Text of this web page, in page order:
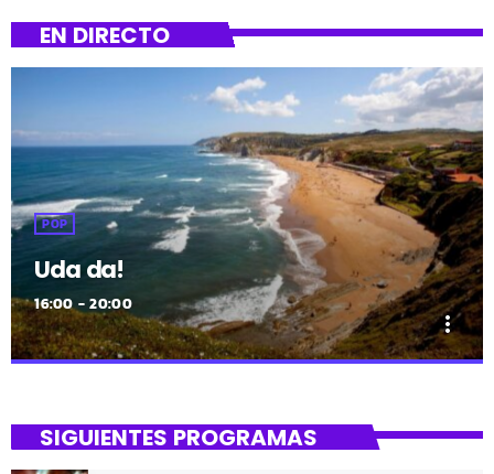
EN DIRECTO
POP
Uda da!
16:00 - 20:00
more_vert
¡Toda la música!
SIGUIENTES PROGRAMAS